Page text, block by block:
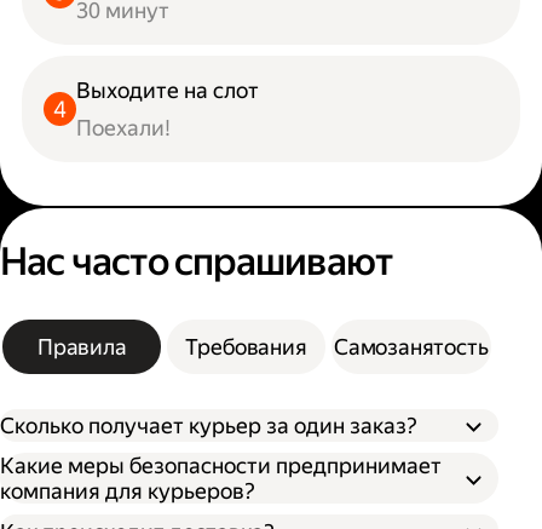
30 минут
Выходите на слот
Поехали!
Нас часто спрашивают
Правила Требования Самозанятость
Сколько получает курьер за один заказ?
Какие меры безопасности предпринимает
компания для курьеров?